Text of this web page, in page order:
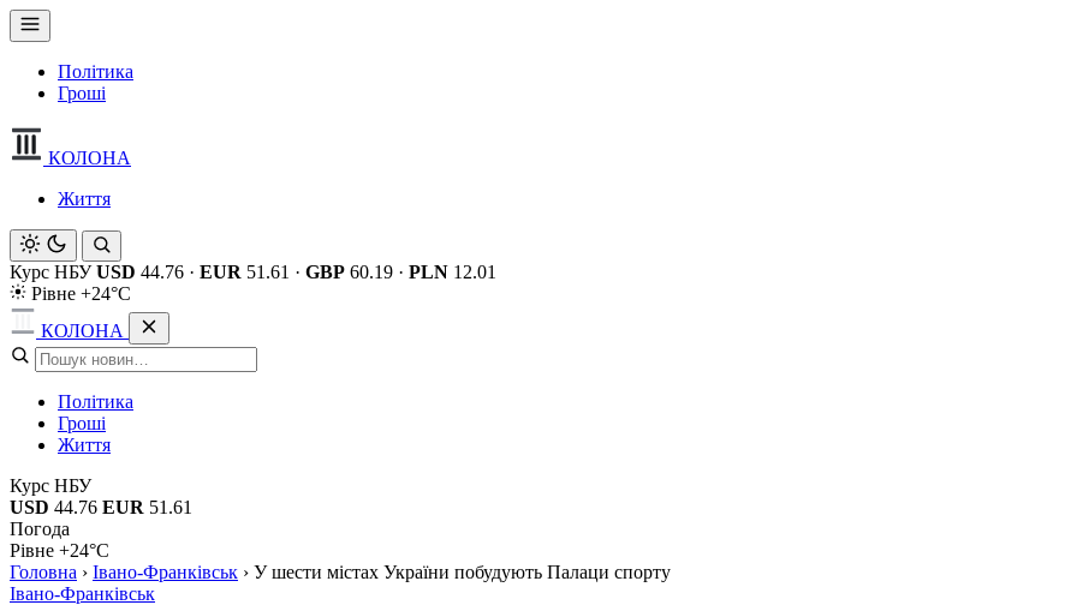
Політика
Гроші
КОЛОНА
Життя
Курс НБУ USD 44.76 · EUR 51.61 · GBP 60.19 · PLN 12.01
Рівне +24°C
КОЛОНА
Політика
Гроші
Життя
Курс НБУ
USD 44.76 EUR 51.61
Погода
Рівне +24°C
Головна › Івано-Франківськ › У шести містах України побудують Палаци спорту
Івано-Франківськ